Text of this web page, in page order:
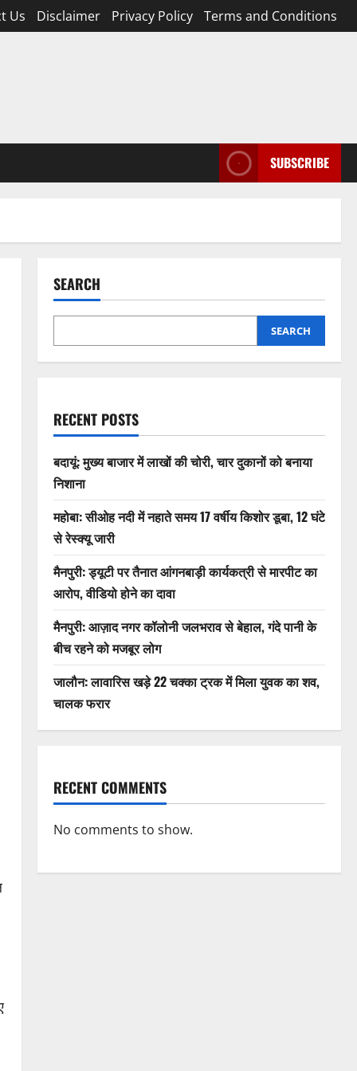
Us Disclaimer Privacy Policy Terms and Conditions
SUBSCRIBE
SEARCH
SEARCH
RECENT POSTS
बदायूं: मुख्य बाजार में लाखों की चोरी, चार दुकानों को बनाया
निशाना
महोबा: सीओह नदी में नहाते समय 17 वर्षीय किशोर डूबा, 12 घंटे
से रेस्क्यू जारी
मैनपुरी: ड्यूटी पर तैनात आंगनबाड़ी कार्यकत्री से मारपीट का
आरोप, वीडियो होने का दावा
मैनपुरी: आज़ाद नगर कॉलोनी जलभराव से बेहाल, गंदे पानी के
बीच रहने को मजबूर लोग
जालौन: लावारिस खड़े 22 चक्का ट्रक में मिला युवक का शव,
चालक फरार
RECENT COMMENTS
No comments to show.